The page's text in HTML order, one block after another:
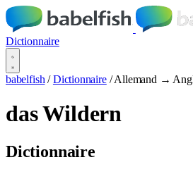
Dictionnaire
babelfish / Dictionnaire / Allemand →
das Wildern
Dictionnaire